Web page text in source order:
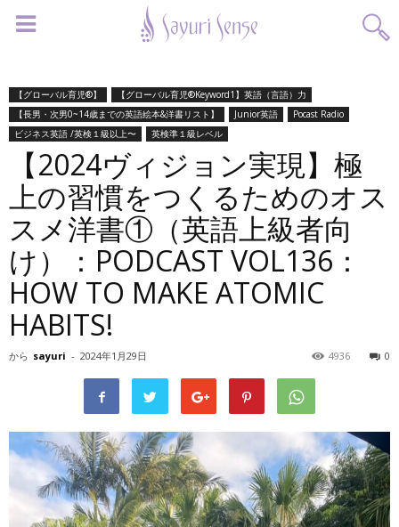
【グローバル育児®】
【グローバル育児®Keyword1】英語（言語）力
【長男・次男0~14歳までの英語絵本&洋書リスト】
Junior英語
Pocast Radio
ビジネス英語 /英検１級以上〜
英検準１級レベル
【2024ヴィジョン実現】極
上の習慣をつくるためのオス
スメ洋書①（英語上級者向
け）：PODCAST VOL136：
HOW TO MAKE ATOMIC
HABITS!
から sayuri - 2024年1月29日 0
4936